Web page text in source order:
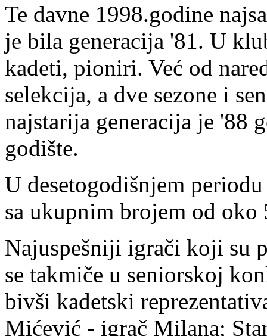
Te davne 1998.godine
je bila generacija '81. U
kadeti, pioniri. Već od
selekcija, a dve sezone i
najstarija generacija je '88
godište.
U desetogodišnjem
sa ukupnim brojem od oko
Najuspešniji igrači koji su
se takmiče u seniorskoj
bivši kadetski
Mićević - igrač Milana;